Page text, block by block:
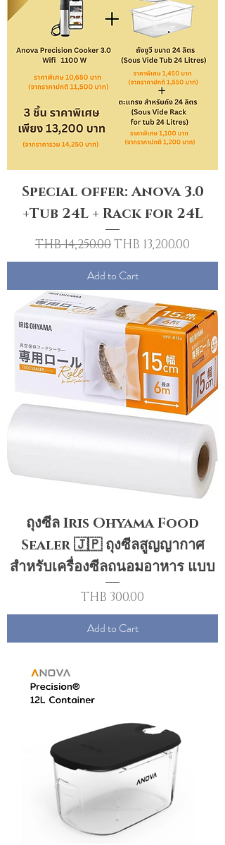
Special offer: Anova 3.0
+Tub 24L + Rack for 24L
Regular Price
THB 14,250.00Sale Price
THB 13,200.00
Add to Cart
ถุงซีล Iris Ohyama Food
Sealer 🇯🇵 ถุงซีลสูญญากาศ
สำหรับเครื่องซีลถนอมอาหาร แบบ
Price
THB 300.00
Add to Cart